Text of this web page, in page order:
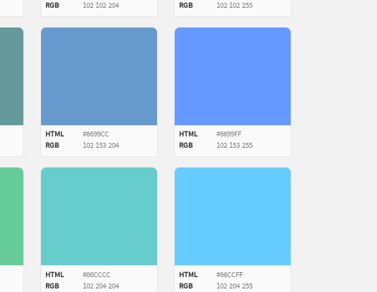
RGB
102 102 204
RGB
102 102 255
HTML
#6699CC
RGB
102 153 204
HTML
#6699FF
RGB
102 153 255
HTML
#66CCCC
RGB
102 204 204
HTML
#66CCFF
RGB
102 204 255